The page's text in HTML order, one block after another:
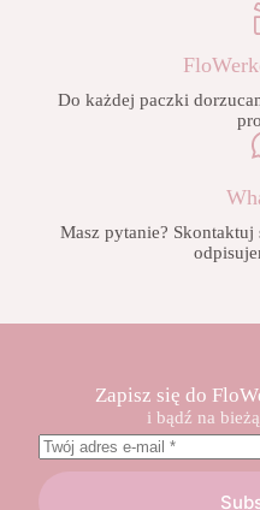
Do każdej paczki
Masz pytanie?
Zapisz się do
i bądź na